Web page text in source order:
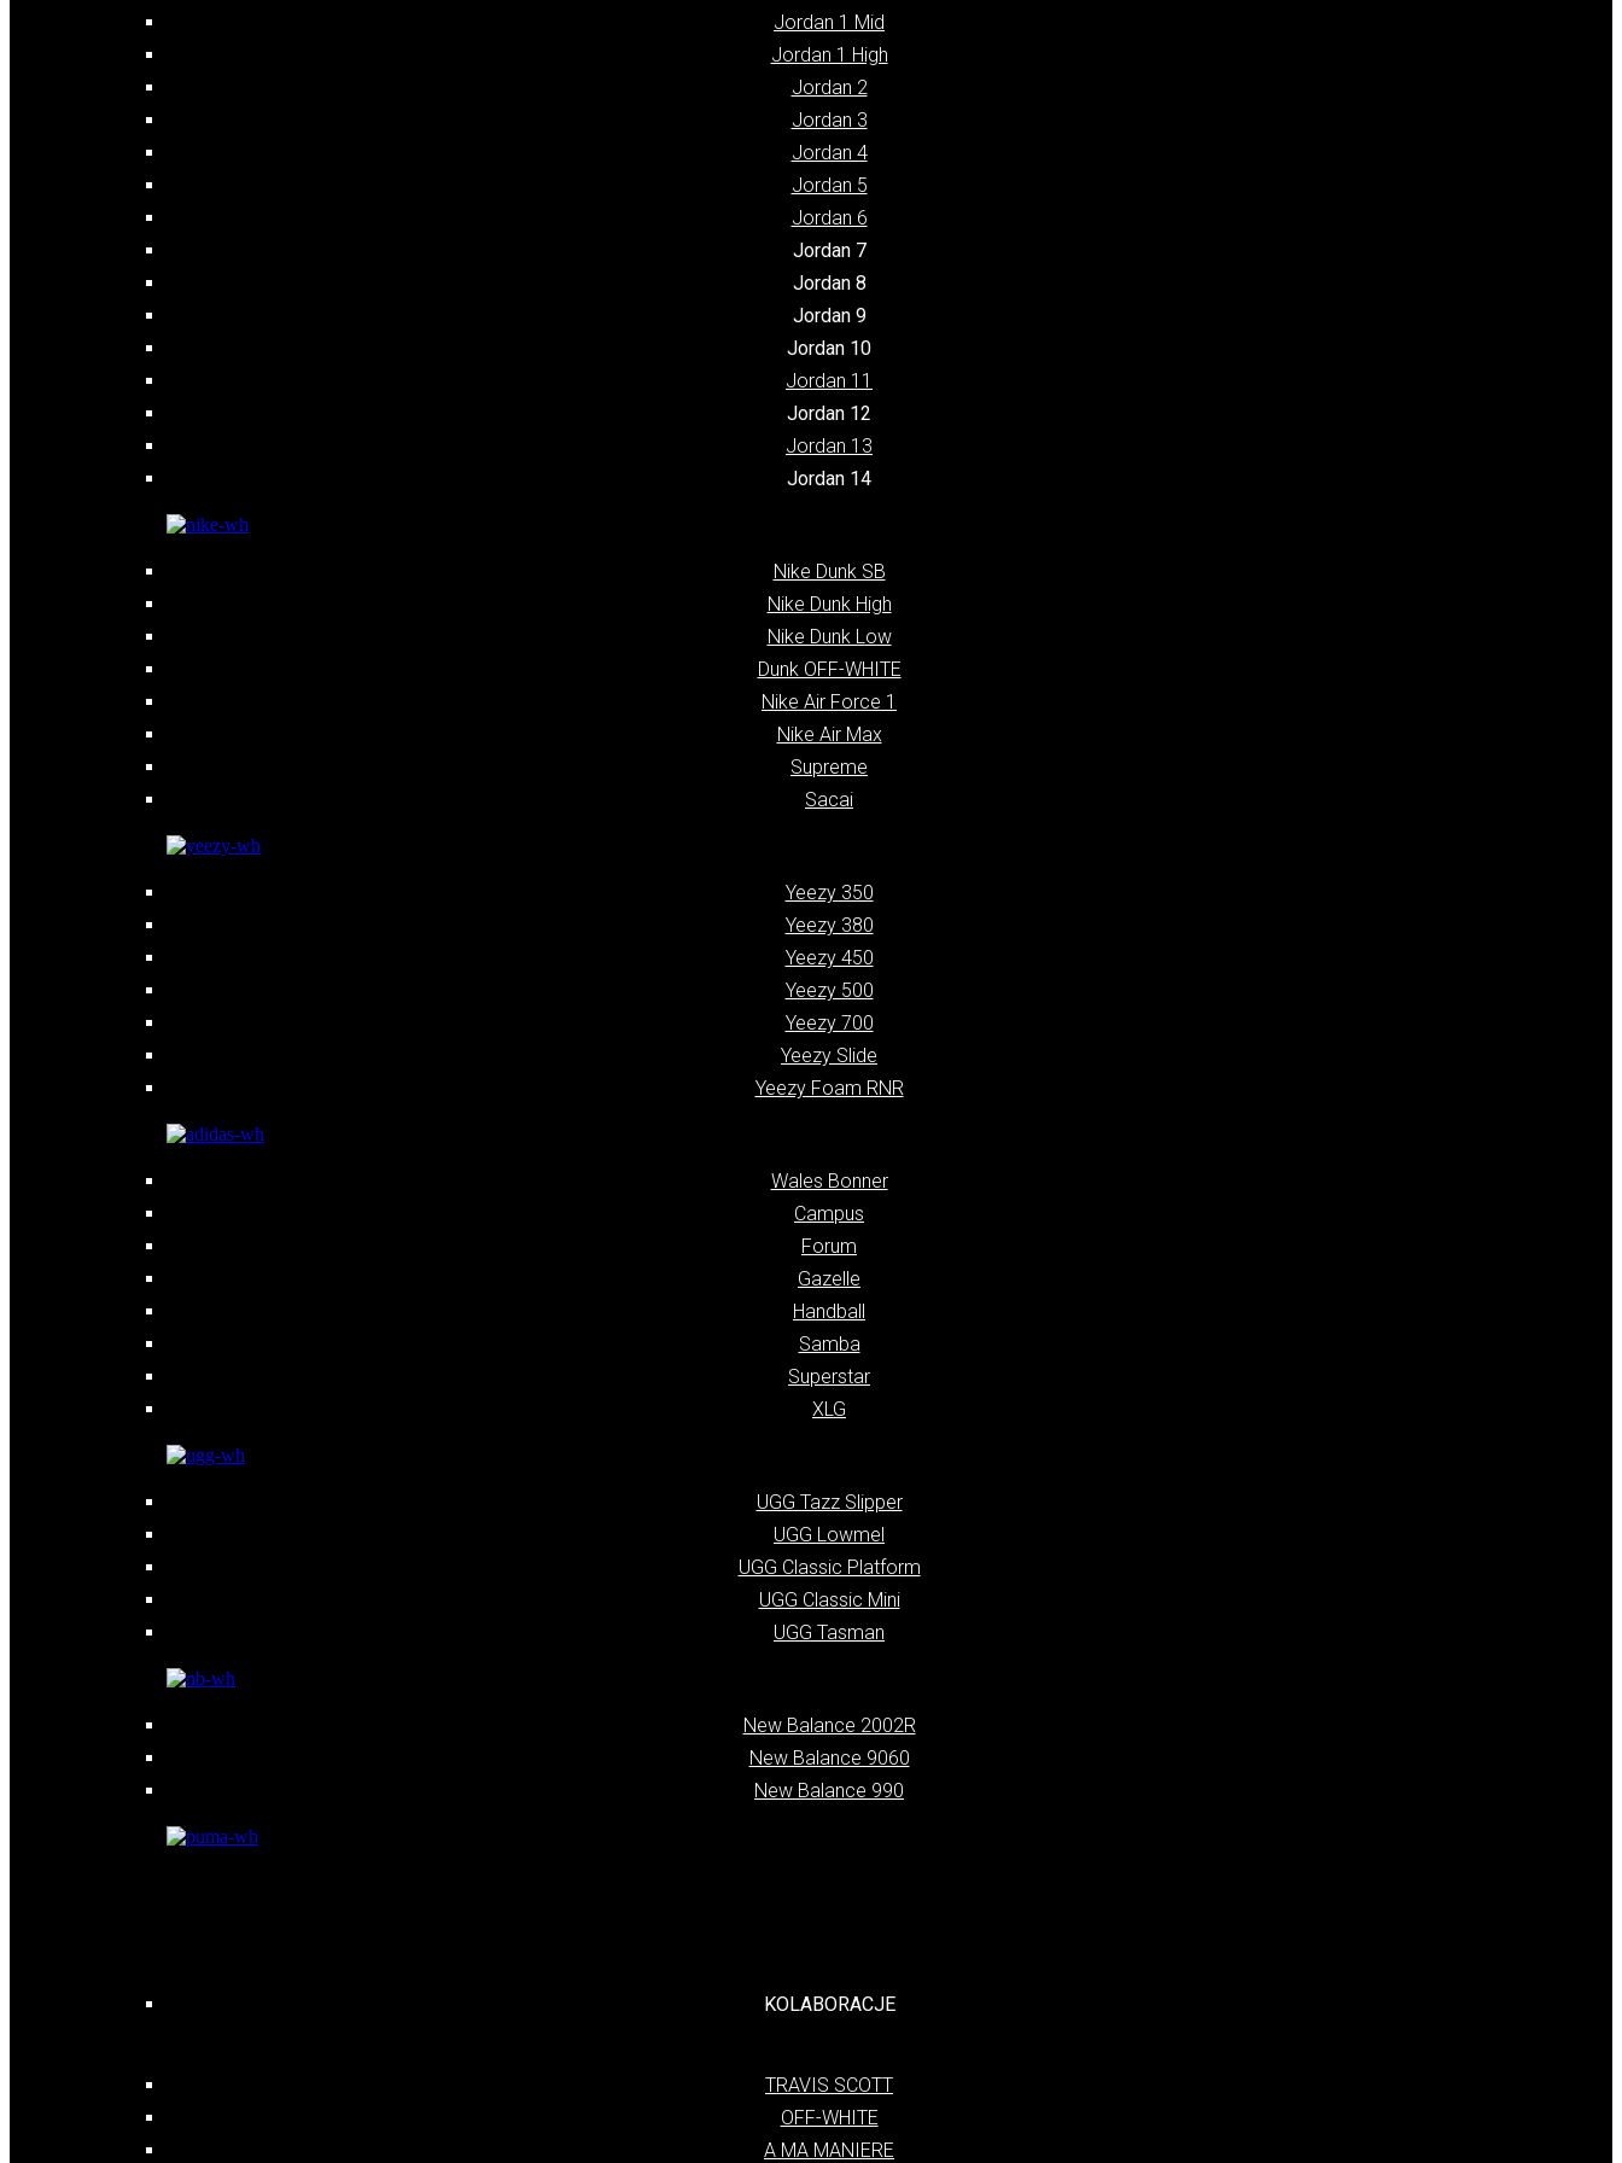
Jordan 1 Mid
Jordan 1 High
Jordan 2
Jordan 3
Jordan 4
Jordan 5
Jordan 6
Jordan 7
Jordan 8
Jordan 9
Jordan 10
Jordan 11
Jordan 12
Jordan 13
Jordan 14
Nike Dunk SB
Nike Dunk High
Nike Dunk Low
Dunk OFF-WHITE
Nike Air Force 1
Nike Air Max
Supreme
Sacai
Yeezy 350
Yeezy 380
Yeezy 450
Yeezy 500
Yeezy 700
Yeezy Slide
Yeezy Foam RNR
Wales Bonner
Campus
Forum
Gazelle
Handball
Samba
Superstar
XLG
UGG Tazz Slipper
UGG Lowmel
UGG Classic Platform
UGG Classic Mini
UGG Tasman
New Balance 2002R
New Balance 9060
New Balance 990
KOLABORACJE
TRAVIS SCOTT
OFF-WHITE
A MA MANIERE